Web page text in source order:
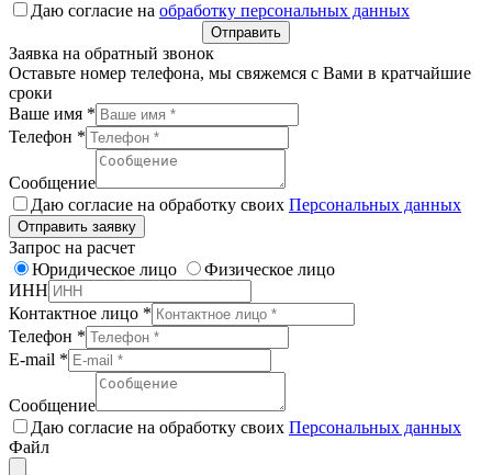
Даю согласие на обработку персональных данных
Отправить
Заявка на обратный звонок
Оставьте номер телефона, мы свяжемся с Вами в кратчайшие
сроки
Ваше имя *
Телефон *
Сообщение
Даю согласие на обработку своих Персональных данных
Отправить заявку
Запрос на расчет
Юридическое лицо
Физическое лицо
ИНН
Контактное лицо *
Телефон *
E-mail *
Сообщение
Даю согласие на обработку своих Персональных данных
Файл